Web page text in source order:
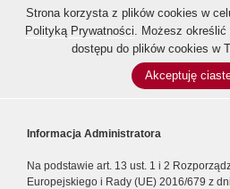
Strona korzysta z plików cookies w
Polityką Prywatności. Możesz określić
dostępu do plików cookies w
Akceptuję
Informacja Administratora
Na podstawie art. 13 ust. 1 i 2
Europejskiego i Rady (UE) 2016/679 z